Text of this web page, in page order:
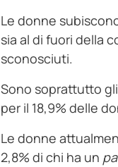
Le donne
sia al di fuori della
sconosciuti.
Sono soprattutto gli
per il 18,9% delle
Le donne
2,8% di chi ha un